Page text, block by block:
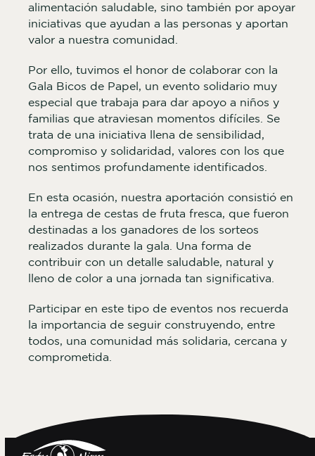
alimentación saludable, sino también por apoyar
iniciativas que ayudan a las personas y aportan
valor a nuestra comunidad.
Por ello, tuvimos el honor de colaborar con la
Gala Bicos de Papel, un evento solidario muy
especial que trabaja para dar apoyo a niños y
familias que atraviesan momentos difíciles. Se
trata de una iniciativa llena de sensibilidad,
compromiso y solidaridad, valores con los que
nos sentimos profundamente identificados.
En esta ocasión, nuestra aportación consistió en
la entrega de cestas de fruta fresca, que fueron
destinadas a los ganadores de los sorteos
realizados durante la gala. Una forma de
contribuir con un detalle saludable, natural y
lleno de color a una jornada tan significativa.
Participar en este tipo de eventos nos recuerda
la importancia de seguir construyendo, entre
todos, una comunidad más solidaria, cercana y
comprometida.